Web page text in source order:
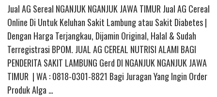
Jual AG Sereal NGANJUK NGANJUK JAWA TIMUR Jual AG Cereal
Online Di Untuk Keluhan Sakit Lambung atau Sakit Diabetes |
Dengan Harga Terjangkau, Dijamin Original, Halal & Sudah
Terregistrasi BPOM. JUAL AG CEREAL NUTRISI ALAMI BAGI
PENDERITA SAKIT LAMBUNG Gerd DI NGANJUK NGANJUK JAWA
TIMUR | WA : 0818-0301-8821 Bagi Juragan Yang Ingin Order
Produk Alga …